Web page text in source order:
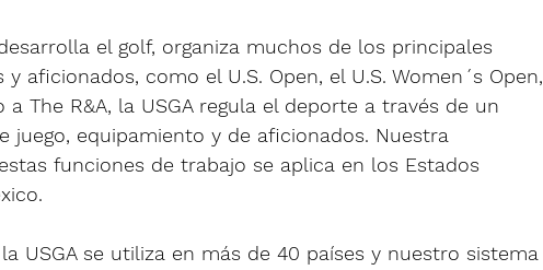
el golf, organiza muchos de los principales
aficionados, como el U.S. Open, el U.S. Women´s Open,
a The R&A, la USGA regula el deporte a través de un
juego, equipamiento y de aficionados. Nuestra
funciones de trabajo se aplica en los Estados
USGA se utiliza en más de 40 países y nuestro sistema